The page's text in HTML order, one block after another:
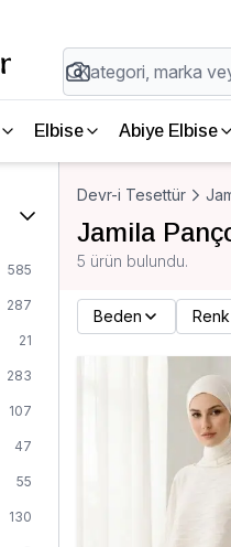
Elbise Abiye Elbise
585
287
21
283
107
47
55
130
Devr-i Tesettür
Jamila
5 ürün bulundu.
Beden Renk